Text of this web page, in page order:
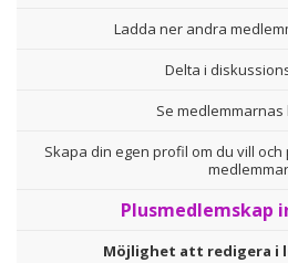
Ladda ner andra
Delta i
Se medlemmarnas
Skapa din egen profil om du vill
medlemmar
Plusmedlemskap
Möjlighet att redigera i